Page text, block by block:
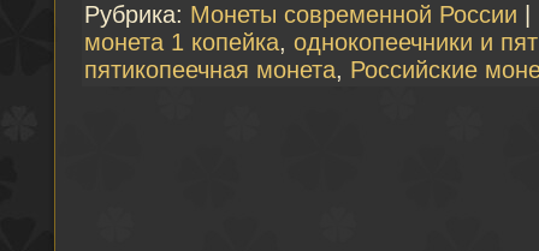
Рубрика: Монеты современной России
монета 1 копейка, однокопеечники и
пятикопеечная монета, Российские